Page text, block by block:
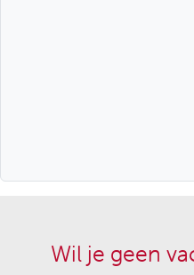
Wil je geen